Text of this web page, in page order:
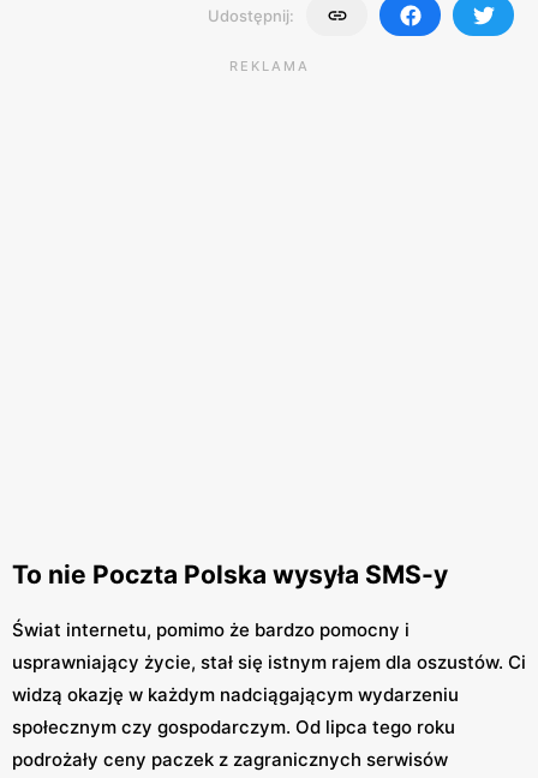
Udostępnij:
REKLAMA
To nie Poczta Polska wysyła SMS-y
Świat internetu, pomimo że bardzo pomocny i
usprawniający życie, stał się istnym rajem dla oszustów. Ci
widzą okazję w każdym nadciągającym wydarzeniu
społecznym czy gospodarczym. Od lipca tego roku
podrożały ceny paczek z zagranicznych serwisów